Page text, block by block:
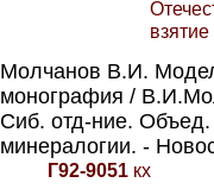
Молчанов В.И.
монография /
Сиб. отд-ние. Объед.
минералогии. -
Г92-9051кх